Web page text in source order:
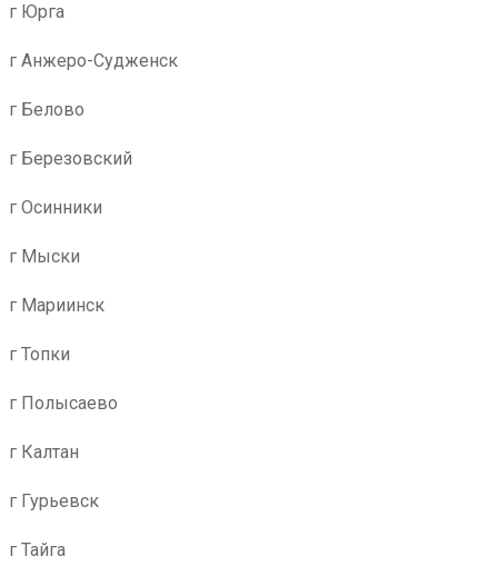
г Юрга
г Анжеро-Судженск
г Белово
г Березовский
г Осинники
г Мыски
г Мариинск
г Топки
г Полысаево
г Калтан
г Гурьевск
г Тайга